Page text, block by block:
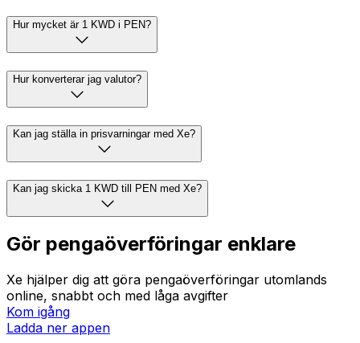
Hur mycket är 1 KWD i PEN?
Hur konverterar jag valutor?
Kan jag ställa in prisvarningar med Xe?
Kan jag skicka 1 KWD till PEN med Xe?
Gör pengaöverföringar enklare
Xe hjälper dig att göra pengaöverföringar utomlands
online, snabbt och med låga avgifter
Kom igång
Ladda ner appen